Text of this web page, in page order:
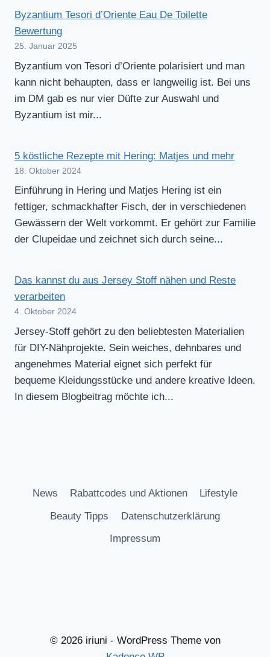
Byzantium Tesori d’Oriente Eau De Toilette
Bewertung
25. Januar 2025
Byzantium von Tesori d’Oriente polarisiert und man
kann nicht behaupten, dass er langweilig ist. Bei uns
im DM gab es nur vier Düfte zur Auswahl und
Byzantium ist mir...
5 köstliche Rezepte mit Hering: Matjes und mehr
18. Oktober 2024
Einführung in Hering und Matjes Hering ist ein
fettiger, schmackhafter Fisch, der in verschiedenen
Gewässern der Welt vorkommt. Er gehört zur Familie
der Clupeidae und zeichnet sich durch seine...
Das kannst du aus Jersey Stoff nähen und Reste
verarbeiten
4. Oktober 2024
Jersey-Stoff gehört zu den beliebtesten Materialien
für DIY-Nähprojekte. Sein weiches, dehnbares und
angenehmes Material eignet sich perfekt für
bequeme Kleidungsstücke und andere kreative Ideen.
In diesem Blogbeitrag möchte ich...
News Rabattcodes und Aktionen
Lifestyle
Beauty Tipps
Datenschutzerklärung
Impressum
© 2026 iriuni - WordPress Theme von